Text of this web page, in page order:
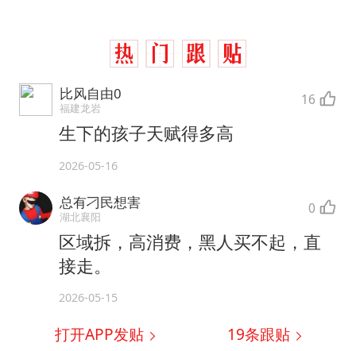
比风自由0
福建龙岩 16
生下的孩子天赋得多高
2026-05-16
总有刁民想害
湖北襄阳 0
区域拆，高消费，黑人买不起，直
接走。
2026-05-15
打开APP发贴 19条跟贴